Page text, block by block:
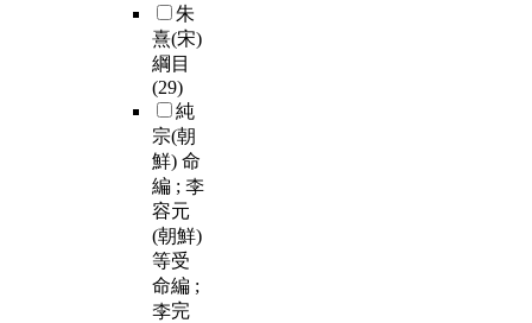
朱
熹(宋)
綱目
(29)
純
宗(朝
鮮) 命
編 ; 李
容元
(朝鮮)
等受
命編 ;
李完